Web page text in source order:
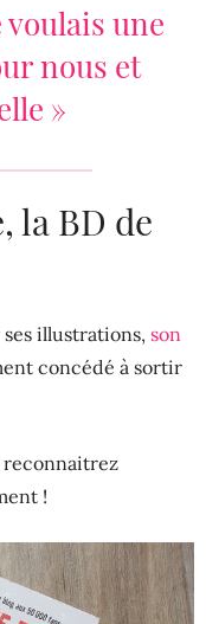
une
nous et
»
la BD de
illustrations, son
concédé à sortir
reconnaitrez
!